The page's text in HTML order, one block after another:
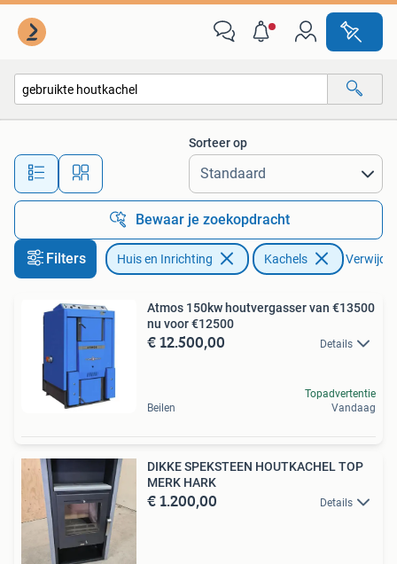
Alle afstanden…
Sorteer op
Bewaar je zoekopdracht
Filters Huis en Inrichting Kachels
Atmos 150kw houtvergasser van €13500
nu voor €12500
€ 12.500,00 Details
Beilen
Topadvertentie
Vandaag
DIKKE SPEKSTEEN HOUTKACHEL TOP
MERK HARK
€ 1.200,00 Details